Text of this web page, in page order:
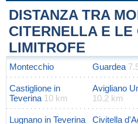
+
−
DISTANZA TRA
CITERNELLA E LE
LIMITROFE
Montecchio Guardea
Castiglione in
Teverina 10 km
Avigliano
10.2 km
Lugnano in Teverina
Civitella